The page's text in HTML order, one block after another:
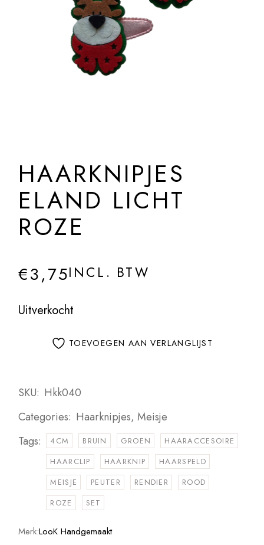
HAARKNIPJES
ELAND LICHT
ROZE
€3,75INCL. BTW
Uitverkocht
TOEVOEGEN AAN VERLANGLIJST
SKU: Hkk040
Categories: Haarknipjes,Meisje
Tags:
4CM BRUIN GROEN
HAARACCESOIRE
HAARCLIP
HAARKNIP
HAARSPELD
MEISJE
PEUTER RENDIER
ROOD
ROZE
SET
Merk:LooK Handgemaakt